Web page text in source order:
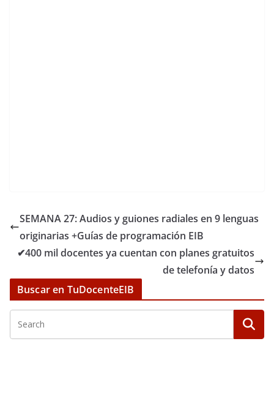
SEMANA 27: Audios y guiones radiales en 9 lenguas
originarias +Guías de programación EIB
✔400 mil docentes ya cuentan con planes gratuitos
de telefonía y datos
Buscar en TuDocenteEIB